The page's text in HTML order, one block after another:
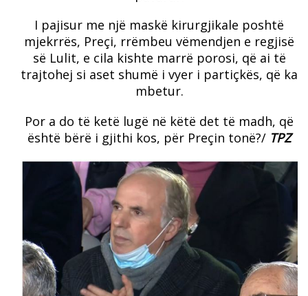
I pajisur me një maskë kirurgjikale poshtë
mjekrrës, Preçi, rrëmbeu vëmendjen e regjisë
së Lulit, e cila kishte marrë porosi, që ai të
trajtohej si aset shumë i vyer i partiçkës, që ka
mbetur.
Por a do të ketë lugë në këtë det të madh, që
është bërë i gjithi kos, për Preçin tonë?/ TPZ